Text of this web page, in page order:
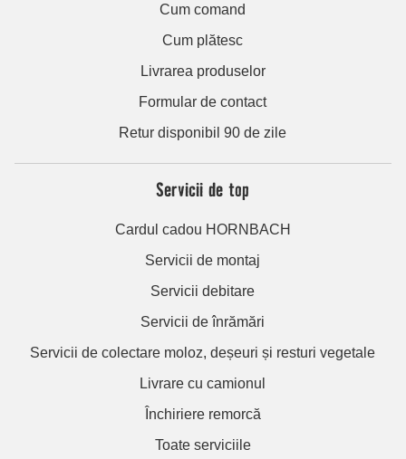
Cum comand
Cum plătesc
Livrarea produselor
Formular de contact
Retur disponibil 90 de zile
Servicii de top
Cardul cadou HORNBACH
Servicii de montaj
Servicii debitare
Servicii de înrămări
Servicii de colectare moloz, deșeuri și resturi vegetale
Livrare cu camionul
Închiriere remorcă
Toate serviciile